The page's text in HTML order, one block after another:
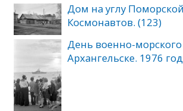
Дом на углу
Космонавтов. (123)
День военно-
Архангельске. 1976